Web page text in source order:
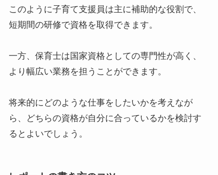
このように子育て支援員は主に補助的な役割で、
短期間の研修で資格を取得できます。
一方、保育士は国家資格としての専門性が高く、
より幅広い業務を担うことができます。
将来的にどのような仕事をしたいかを考えなが
ら、どちらの資格が自分に合っているかを検討す
るとよいでしょう。